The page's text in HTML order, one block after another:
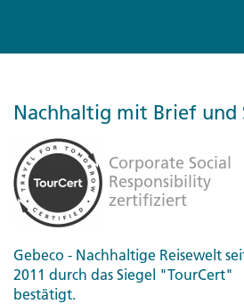
Nachhaltig mit Brief und
Gebeco - Nachhaltige Reisewelt
2011 durch das Siegel "TourCert"
bestätigt.